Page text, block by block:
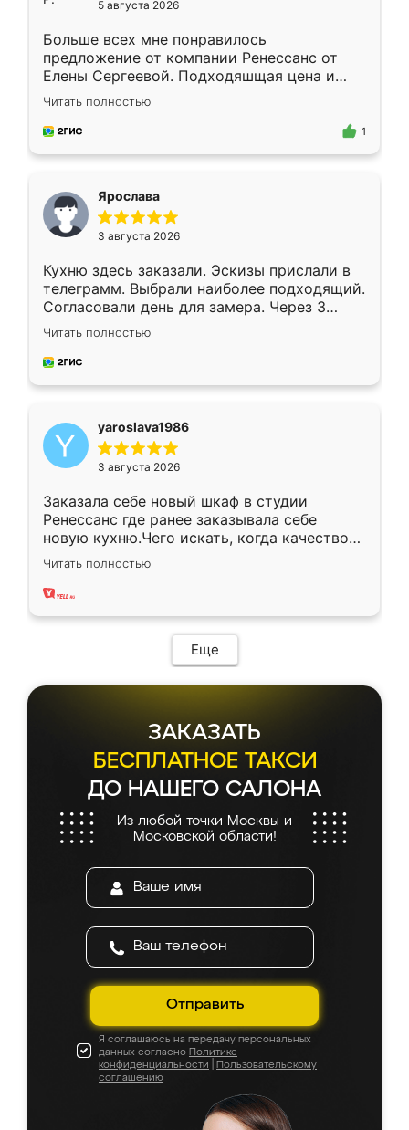
5 августа 2026
Больше всех мне понравилось
предложение от компании Ренессанс от
Елены Сергеевой. Подходяшщая цена и
короткие сроки изготовления. Приехавший
для замера сотрудник Владислав
предложил по моему эскизу самый
Читать полностью
1
Ярослава
3 августа 2026
Кухню здесь заказали. Эскизы прислали в
телеграмм. Выбрали наиболее подходящий.
Согласовали день для замера. Через 3
недели кухня была уже готова. Остались
довольны работой. Спасибо Ренессанс
мебель за качественную работу!
Читать полностью
yaroslava1986
3 августа 2026
Заказала себе новый шкаф в студии
Ренессанс где ранее заказывала себе
новую кухню.Чего искать, когда качеством
вполне довольна. Служит кухня уже почти
два года, нареканий нет.
Читать полностью
Еще
ЗАКАЗАТЬ
БЕСПЛАТНОЕ ТАКСИ
ДО НАШЕГО САЛОНА
Из любой точки Москвы и
Московской области!
Отправить
Я соглашаюсь на передачу персональных
данных согласно Политике
конфиденциальности
Пользовательскому
соглашению